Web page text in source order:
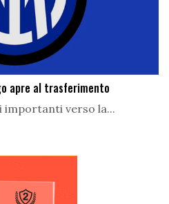
apre al trasferimento
importanti verso la...